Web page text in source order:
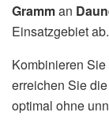
Gramman
Einsatzgebiet ab.
Kombinieren
erreichen Sie
optimal ohne